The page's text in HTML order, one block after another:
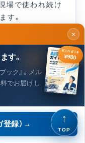
場で使われ続け
す。
→
↑
TOP
×
す。
ック』。メル
でお届けし
Kindle
¥980
登録）→